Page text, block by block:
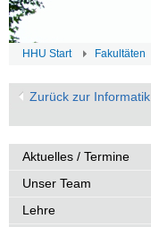
HHU Start Fakultäten
Zurück zur Informatik
Aktuelles / Termine
Unser Team
Lehre